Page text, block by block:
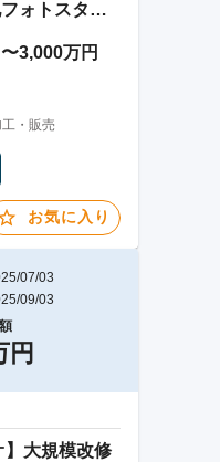
ォトスタジ
3,000万円
・販売
お気に入り
07/03
09/03
円
】大規模改修